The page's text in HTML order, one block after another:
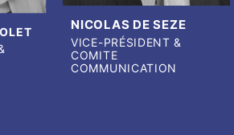
NICOLAS DE SEZE
VICE-PRÉSIDENT &
COMITE
COMMUNICATION